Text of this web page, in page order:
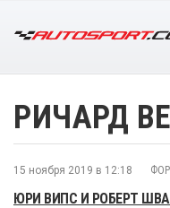
РИЧАРД
15 ноября 2019 в 12:18
ЮРИ ВИПС И РОБЕРТ